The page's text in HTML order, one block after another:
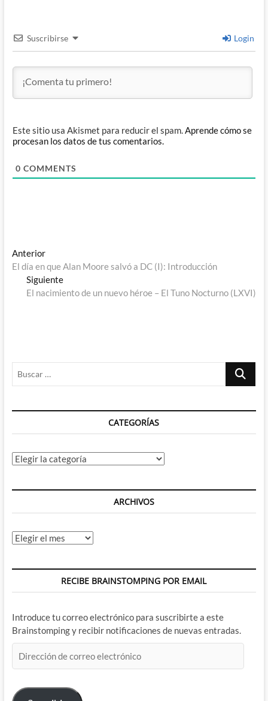
Suscribirse Login
Este sitio usa Akismet para reducir el spam.Aprende cómo se
procesan los datos de tus comentarios.
0 COMMENTS
Navegación
de
entradas
AnteriorEntrada
anterior:
El día en que Alan Moore salvó a DC (I): Introducción
SiguienteEntrada
siguiente:
El nacimiento de un nuevo héroe – El Tuno Nocturno (LXVI)
Buscar
CATEGORÍAS
Categorías
ARCHIVOS
Archivos
RECIBE BRAINSTOMPING POR EMAIL
Introduce tu correo electrónico para suscribirte a este
Brainstomping y recibir notificaciones de nuevas entradas.
de
electrónico